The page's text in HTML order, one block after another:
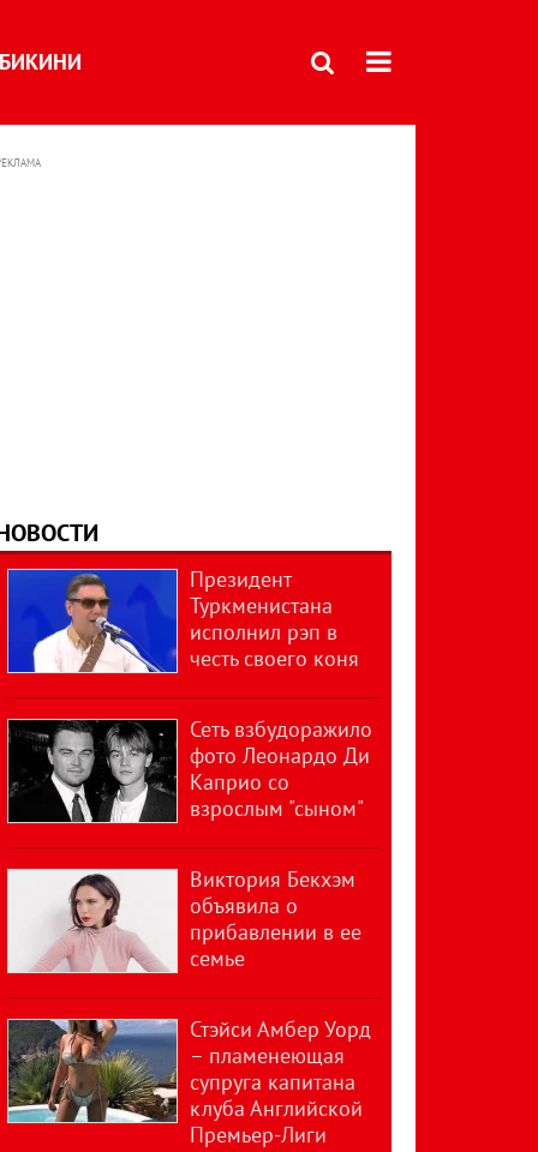
БИКИНИ
Президент
Туркменистана
исполнил рэп в
честь своего коня
Сеть взбудоражило
фото Леонардо Ди
Каприо со
взрослым "сыном"
Виктория Бекхэм
объявила о
прибавлении в ее
семье
Стэйси Амбер Уорд
– пламенеющая
супруга капитана
клуба Английской
Премьер-Лиги